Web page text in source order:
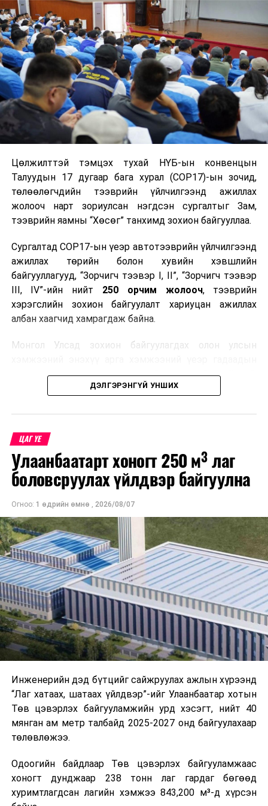
УНШСАН: 1666
ДАРААХ МЭДЭЭ
Ерөнхий сайд Л.Оюун-Эрдэнэ БНСУ-ын Элчин сайдыг
хүлээн авч уулзлаа
ӨМНӨХ МЭДЭЭ
ШӨХТГ: Савласан сүүний шошгололтын мэдээллийг
шинэчилж эхэлжээ
Цөлжилттэй тэмцэх тухай НҮБ-ын конвенцын
Талуудын 17 дугаар бага хурал (COP17)-ын зочид,
төлөөлөгчдийн тээврийн үйлчилгээнд ажиллах
жолооч нарт зориулсан нэгдсэн сургалтыг Зам,
тээврийн яамны “Хөсөг” танхимд зохион байгууллаа.
Сургалтад COP17-ын үеэр автотээврийн үйлчилгээнд
ажиллах төрийн болон хувийн хэвшлийн
байгууллагууд, “Зорчигч тээвэр I, II”, “Зорчигч тээвэр
III, IV”-ийн нийт 250 орчим жолооч, тээврийн
хэрэгслийн зохион байгуулалт хариуцан ажиллах
албан хаагчид хамрагдаж байна.
Монгол Улсад зохион байгуулагдах олон улсын
зочид, төлөөлөгчдөд аюулгүй, шуурхай, соёлтой,
мэргэжлийн түвшинд тээврийн үйлчилгээ үзүүлэх
зохион байгуулалтын онцлог, зочид, төлөөлөгчдийн
ангилал, үйлчилгээний стандарт, жолооч нарын үүрэг
хариуцлага, сахилга бат, үйлчилгээний соёл, ёс зүй,
мэргэжлийн харилцааны талаар нэгдсэн мэдээлэл
өгчээ.
Түүнчлэн зочдыг нисэх буудлаас угтан авах, зочид
буудал болон арга хэмжээний байршилд хүргэх үе
шат, маршрут, хөдөлгөөний зохион байгуулалт,
цагийн менежмент, мэдээлэл дамжуулах журам,
холбогдох байгууллагуудын уялдаа холбоо, аюулгүй
ажиллагааны чиглэлээр жолооч нарыг сургалт, арга
зүйгээр хангаж байна.
Мөн зам тээврийн осол, саатал болон бусад эрсдэл,
онцгой нөхцөл үүссэн үед авах арга хэмжээ, ачаалал
өдөр тутмын ажлын бэлэн байдлыг хангах зэрэг
практик ур чадварыг сургалтын хөтөлбөрт тусгажээ.
Сургалтыг танилцуулах лекц, асуулт-хариулт,
жишээнд суурилсан сургалт, багаар ажиллах дасгал,
танилцах, онцгой нөхцөлд ажиллах дадлага зэрэг
онол, практик хосолсон хэлбэрээр зохион байгуулж
байна.
ДЭЛГЭРЭНГҮЙ УНШИХ
ЦАГ ҮЕ
Улаанбаатарт хоногт 250 м³ лаг
боловсруулах үйлдвэр байгуулна
Огноо: 1 өдрийн өмнө , 2026/08/07
Инженерийн дэд бүтцийг сайжруулах ажлын хүрээнд
“Лаг хатаах, шатаах үйлдвэр”-ийг Улаанбаатар хотын
Төв цэвэрлэх байгууламжийн урд хэсэгт, нийт 40
мянган ам метр талбайд 2025-2027 онд байгуулахаар
төлөвлөжээ.
Одоогийн байдлаар Төв цэвэрлэх байгууламжаас
хоногт дунджаар 238 тонн лаг гардаг бөгөөд
хуримтлагдсан лагийн хэмжээ 843,200 м³-д хүрсэн